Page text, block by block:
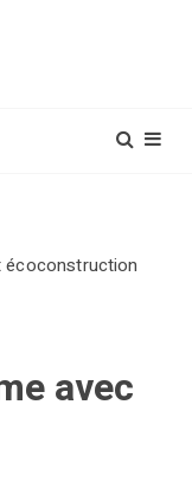
écoconstruction
avec